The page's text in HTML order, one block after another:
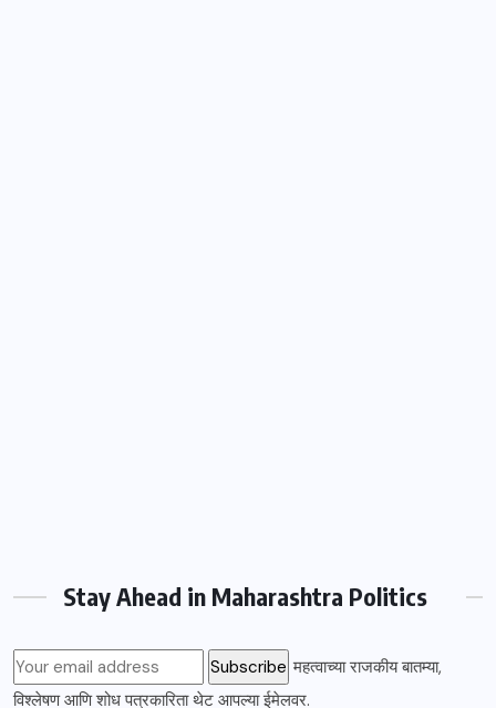
Stay Ahead in Maharashtra Politics
महत्वाच्या राजकीय बातम्या,
विश्लेषण आणि शोध पत्रकारिता थेट आपल्या ईमेलवर.